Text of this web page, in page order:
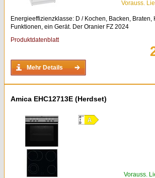
Vorauss.
Energieeffizienzklasse: D / Kochen, Backen, Braten,
Funktionen, ein Gerät. Der Oranier FZ 2024
Produktdatenblatt
Mehr Details
Amica EHC12713E (Herdset)
Vorauss.